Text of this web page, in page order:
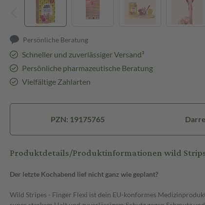
Persönliche Beratung
Schneller und zuverlässiger Versand³
Persönliche pharmazeutische Beratung
Vielfältige Zahlarten
PZN: 19175765
Produktdetails/Produktinformationen wild Strips
Der letzte Kochabend lief nicht ganz wie geplant?
Wild Stripes - Finger Flexi ist dein EU-konformes